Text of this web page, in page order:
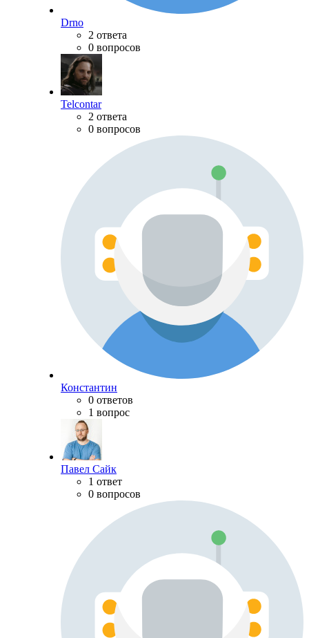
Drno
2 ответа
0 вопросов
Telcontar
2 ответа
0 вопросов
Константин
0 ответов
1 вопрос
Павел Сайк
1 ответ
0 вопросов